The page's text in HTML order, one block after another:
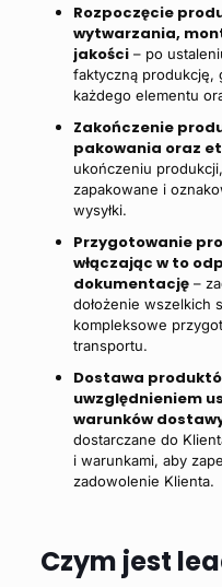
Rozpoczęcie
wytwarzania,
jakości– po
faktyczną produkcję,
każdego elementu
Zakończenie
pakowania oraz
ukończeniu
zapakowane i
wysyłki.
Przygotowanie
włączając w to
dokumentację–
dołożenie wszelkich
kompleksowe
transportu.
Dostawa
uwzględnieniem
warunków
dostarczane do
i warunkami, aby
zadowolenie Klienta.
Czym jest